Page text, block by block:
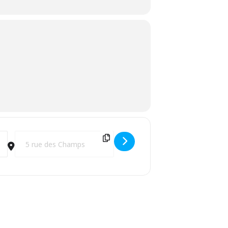
Destination Address - Oui ! Cie Caligramme [LprKF1htu]